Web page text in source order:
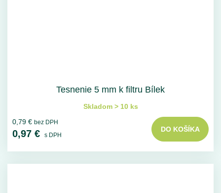
Tesnenie 5 mm k filtru Bílek
Skladom > 10 ks
0,79 € bez DPH
0,97 € s DPH
DO KOŠÍKA